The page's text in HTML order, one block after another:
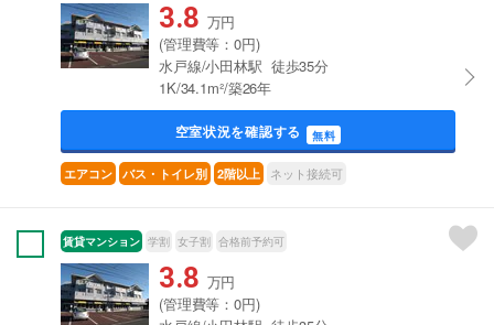
3.8 万円
(管理費等：0円)
水戸線/小田林駅 徒歩35分
1K/34.1m²/築26年
空室状況を確認する 無料
エアコン バス・トイレ別 2階以上 ネット接続可
賃貸マンション 学割 女子割 合格前予約可
3.8 万円
(管理費等：0円)